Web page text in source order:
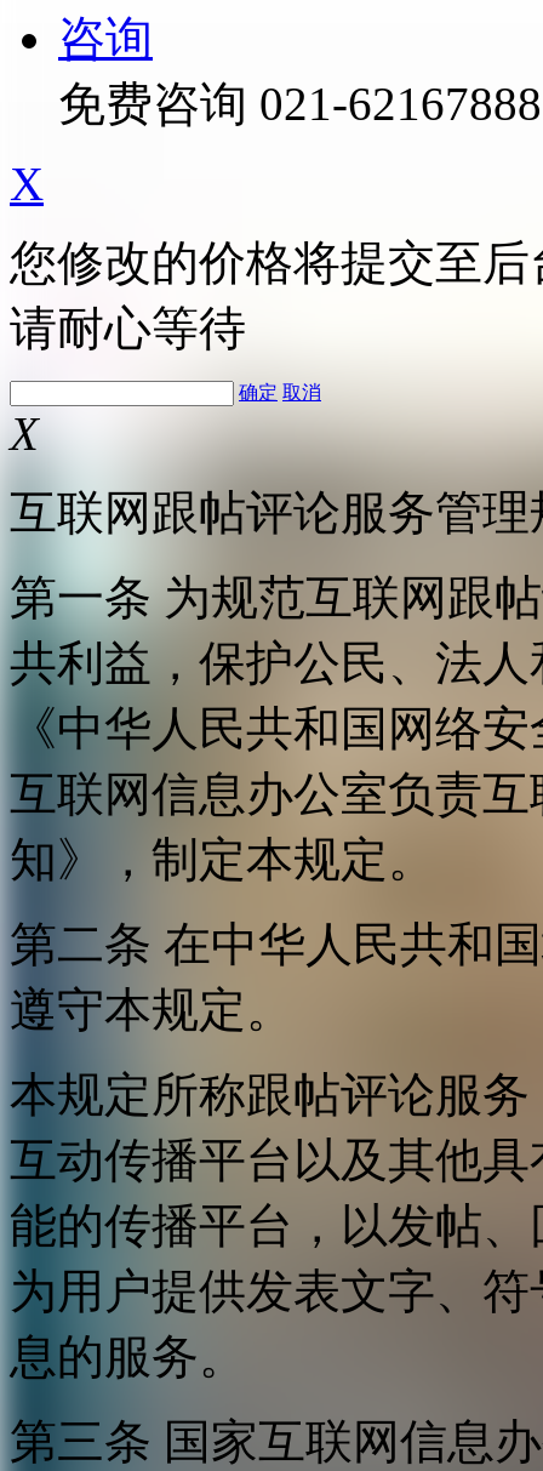
咨询
免费咨询 021-62167888
X
您修改的价格将提交至
请耐心等待
确定 取消
X
互联网跟帖评论服务管理
第一条 为规范互联网跟
共利益，保护公民、法
《中华人民共和国网络
互联网信息办公室负责
知》，制定本规定。
第二条 在中华人民共和
遵守本规定。
本规定所称跟帖评论服
互动传播平台以及其他
能的传播平台，以发帖
为用户提供发表文字、
息的服务。
第三条 国家互联网信息